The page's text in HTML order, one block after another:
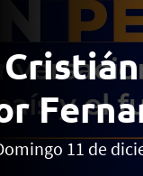
11 de